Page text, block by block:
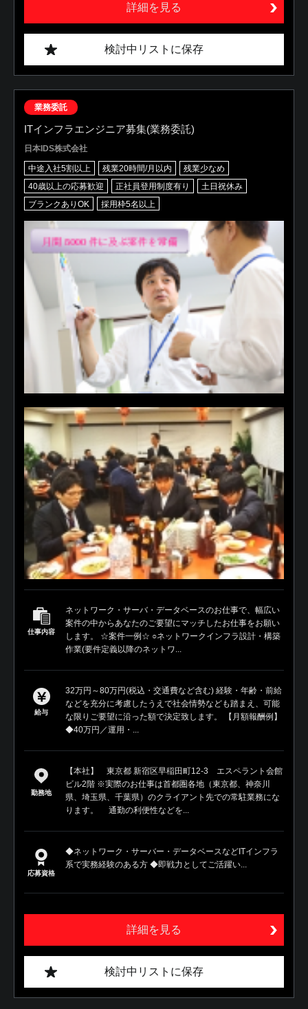
詳細を見る
検討中リストに保存
業務委託
ITインフラエンジニア募集(業務委託)
日本IDS株式会社
中途入社5割以上 残業20時間/月以内
残業少なめ
40歳以上の応募歓迎
正社員登用制度有り
土日祝休み
ブランクありOK
採用枠5名以上
仕事内容
ネットワーク・サーバ・データベースのお仕事で、幅広い
案件の中からあなたのご要望にマッチしたお仕事をお願い
します。 ☆案件一例☆ ○ネットワークインフラ設計・構築
作業(要件定義以降のネットワ...
給与
32万円～80万円(税込・交通費など含む) 経験・年齢・前給
などを充分に考慮したうえで社会情勢なども踏まえ、可能
な限りご要望に沿った額で決定致します。 【月額報酬例】
◆40万円／運用・...
勤務地
【本社】 東京都 新宿区早稲田町12-3 エスペラント会館
ビル2階 ※実際のお仕事は首都圏各地（東京都、神奈川
県、埼玉県、千葉県）のクライアント先での常駐業務にな
ります。 通勤の利便性などを...
応募資格
◆ネットワーク・サーバー・データベースなどITインフラ
系で実務経験のある方 ◆即戦力としてご活躍い...
詳細を見る
検討中リストに保存